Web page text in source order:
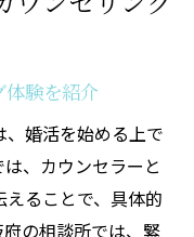
験を紹介
婚活を始める上で
、カウンセラーと
ることで、具体的
の相談所では、緊